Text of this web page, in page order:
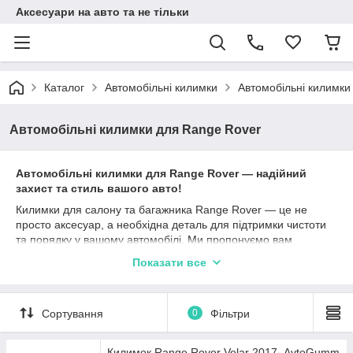
Аксесуари на авто та не тільки
Каталог Автомобільні килимки Автомобільні
Автомобільні килимки для Range Rover
Автомобільні килимки для Range Rover — надійний
захист та стиль вашого авто!
Килимки для салону та багажника Range Rover — це не
просто аксесуар, а необхідна деталь для підтримки чистоти
та порядку у вашому автомобілі. Ми пропонуємо вам
Cargumm, яка гарантує високу якість та довговічність.
Кожен килимок створений з урахуванням особливостей
вашого автомобіля та максимально захищає від забруднень,
вологи та пошкоджень. Матеріали, з яких вони виготовлені —
каучук, поліуретан та гума — забезпечують відмінні
Показати все
Сортування 0 Фільтри